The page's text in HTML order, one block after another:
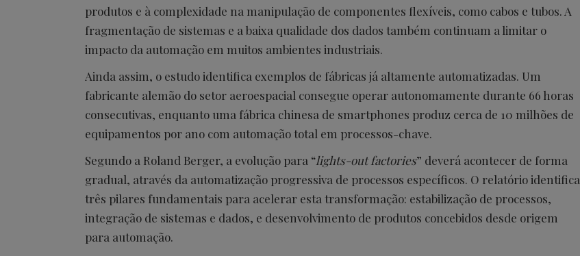
produtos e à complexidade na manipulação de componentes flexíveis, como cabos e tubos. A
fragmentação de sistemas e a baixa qualidade dos dados também continuam a limitar o
impacto da automação em muitos ambientes industriais.
Ainda assim, o estudo identifica exemplos de fábricas já altamente automatizadas. Um
fabricante alemão do setor aeroespacial consegue operar autonomamente durante 66 horas
consecutivas, enquanto uma fábrica chinesa de smartphones produz cerca de 10 milhões de
equipamentos por ano com automação total em processos-chave.
Segundo a Roland Berger, a evolução para “lights-out factories” deverá acontecer de forma
gradual, através da automatização progressiva de processos específicos. O relatório identifica
três pilares fundamentais para acelerar esta transformação: estabilização de processos,
integração de sistemas e dados, e desenvolvimento de produtos concebidos desde origem
para automação.